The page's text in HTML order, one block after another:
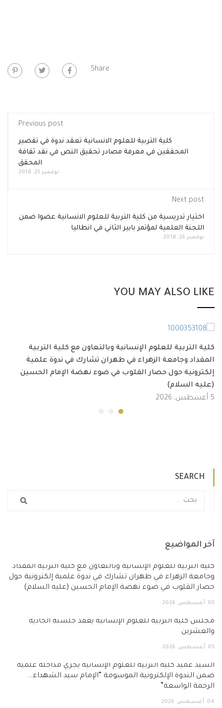
Share:
Previous post
كلية التربية للعلوم الانسانية تعقد ندوة في تقصير
المحققين في معرفة مصادر تحقيق النص في نقد ثقافة
المحقق
نوفمبر 25, 2018
Next post
اختيار تدريسية من كلية التربية للعلوم الانسانية عضوا ضمن
اللجنة العلمية لمؤتمر بابير الثاني في انطاليا
نوفمبر 26, 2018
YOU MAY ALSO LIKE
كلية التربية للعلوم الإنسانية وبالتعاون مع كلية التربية
المقداد وجامعة الزهراء في طهران تشارك في ندوة علمية
إلكترونية حول حصار القلوب في ضوء نهضة الإمام الحسين
(عليه السلام)
5 أغسطس, 2026
SEARCH
آخر المواضيع
كلية التربية للعلوم الإنسانية وبالتعاون مع كلية التربية المقداد
وجامعة الزهراء في طهران تشارك في ندوة علمية إلكترونية حول
حصار القلوب في ضوء نهضة الإمام الحسين (عليه السلام)
05 أغسطس 2026
مجلس كلية التربية للعلوم الإنسانية يعقد جلسته الحادية
والعشرين
05 أغسطس 2026
السيد عميد كلية التربية للعلوم الإنسانية يجري مداخلة علمية
ضمن الندوة الإلكترونية الموسومة “الإمام سيد الشهداء…
الرحمة الواسعة”
04 أغسطس 2026